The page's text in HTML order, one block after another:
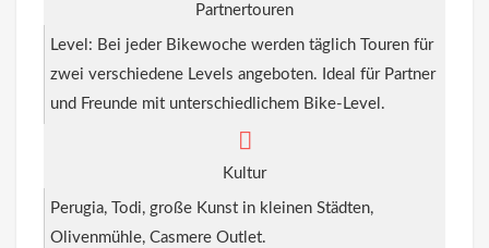
Partnertouren
Level: Bei jeder Bikewoche werden täglich Touren für
zwei verschiedene Levels angeboten. Ideal für Partner
und Freunde mit unterschiedlichem Bike-Level.
Kultur
Perugia, Todi, große Kunst in kleinen Städten,
Olivenmühle, Casmere Outlet.